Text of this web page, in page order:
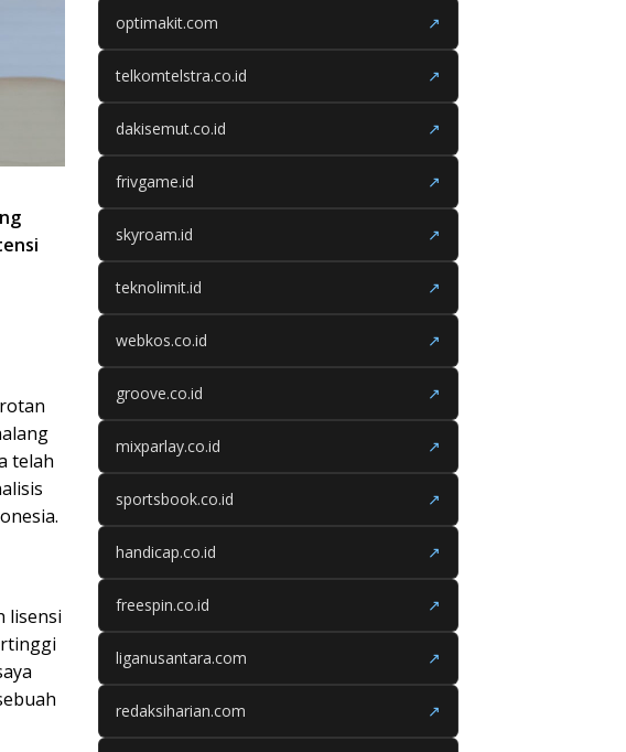
telah
lisensi
optimakit.com ↗
telkomtelstra.co.id ↗
dakisemut.co.id ↗
frivgame.id ↗
skyroam.id ↗
teknolimit.id ↗
webkos.co.id ↗
groove.co.id ↗
mixparlay.co.id ↗
sportsbook.co.id ↗
handicap.co.id ↗
freespin.co.id ↗
liganusantara.com ↗
redaksiharian.com ↗